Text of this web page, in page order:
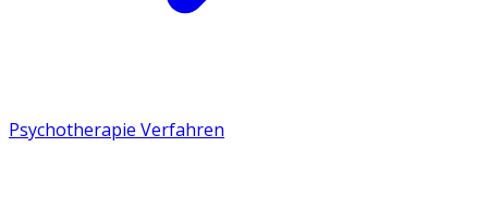
Psychotherapie Verfahren